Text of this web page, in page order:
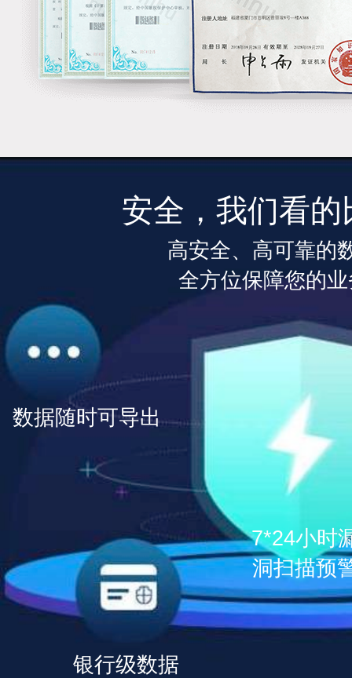
安全，我们看的
高安全、高可靠的
全方位保障您的
数据随时可导出
银行级数据
7*24小时
洞扫描预